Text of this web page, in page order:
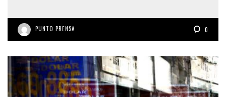
PUNTO PRENSA 0